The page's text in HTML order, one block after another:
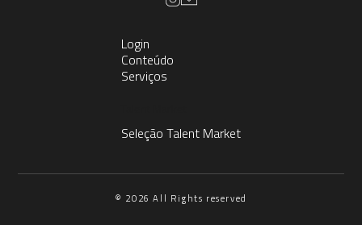
Login
Conteúdo
Serviços
Seleção Talent Market
© 2026 All Rights reserved